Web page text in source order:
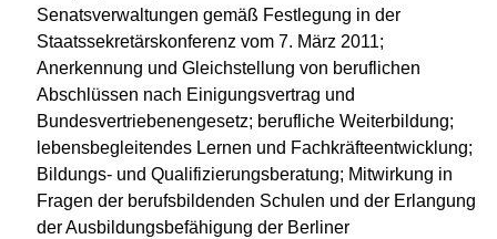
Senatsverwaltungen gemäß Festlegung in der
Staatssekretärskonferenz vom 7. März 2011;
Anerkennung und Gleichstellung von beruflichen
Abschlüssen nach Einigungsvertrag und
Bundesvertriebenengesetz; berufliche Weiterbildung;
lebensbegleitendes Lernen und Fachkräfteentwicklung;
Bildungs- und Qualifizierungsberatung; Mitwirkung in
Fragen der berufsbildenden Schulen und der Erlangung
der Ausbildungsbefähigung der Berliner